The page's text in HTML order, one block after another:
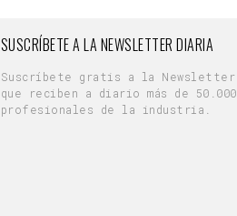
SUSCRÍBETE A LA NEWSLETTER DIARIA
Suscríbete gratis a la Newsletter
que reciben a diario más de 50.000
profesionales de la industria.